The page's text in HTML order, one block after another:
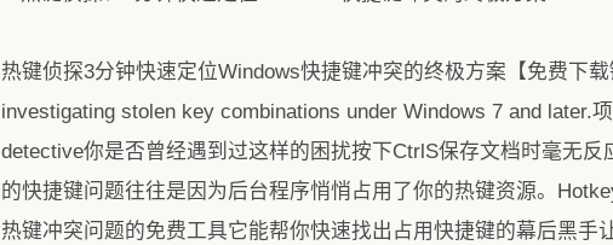
热键侦探3分钟快速定位Windows快捷键冲突的终极方案【免费下
investigating stolen key combinations under Windows 7 and later.
detective你是否曾经遇到过这样的困扰按下CtrlS保存文档时毫无
的快捷键问题往往是因为后台程序悄悄占用了你的热键资源。
热键冲突问题的免费工具它能帮你快速找出占用快捷键的幕后黑手